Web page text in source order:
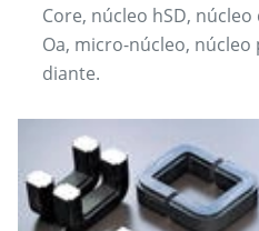
Core, núcleo hSD,
Oa, micro-núcleo,
diante.